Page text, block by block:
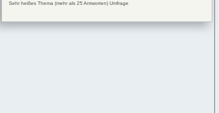
Sehr heißes Thema (mehr als 25 Antworten) Umfrage